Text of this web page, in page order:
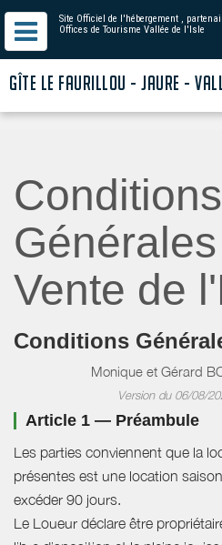
Site Officiel de l'hébergement ,
Offices de Tourisme Vallée de l'Isle
GÎTE LE FAURILLOU - JAURE -
Conditions
Vente de
Conditions
Monique et Gérard
Version du 06/08/
Article 1 — Préambule
Les parties conviennent que la
présentes est une location
excéder 90 jours.
Le Loueur déclare être